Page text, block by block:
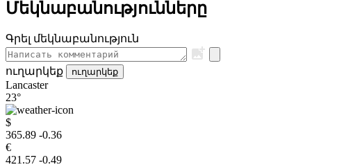
Մեկնաբանությունները
Գրել մեկնաբանություն
ուղարկեք ուղարկեք
Lancaster
23°
$
365.89 -0.36
€
421.57 -0.49